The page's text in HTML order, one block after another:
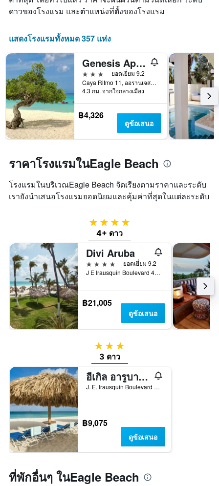
ดาวของโรงแรม และตำแหน่งที่ตั้งของโรงแรม
แสดงโรงแรมทั้งหมด 357 แห่ง
Genesis Apartments
3 ดาว
ยอดเยี่ยม 9.2
Caya Ritmo 11, ออรานเจสตัด, อารูบา
4.3 กม. จากใจกลางเมือง
฿4,326
ดูข้อเสนอ
ราคาโรงแรมในEagle Beach
โรงแรมในบริเวณEagle Beach จัดเรียงตามราคาและระดับ
เรายังนำเสนอโรงแรมยอดนิยมและคุ้มค่าที่สุดในแต่ละระดับ
4 ดาว
4+ ดาว
Divi Aruba
4 ดาว
ยอดเยี่ยม 9.2
J E Irausquin Boulevard 45, ออรานเจสตัด, อารูบา
฿21,005
ดูข้อเสนอ
3 ดาว
3 ดาว
อีเกิล อารูบา รีสอร์ต
J. E. Irausquin Boulevard 248, นอร์ด, อารูบา
฿9,075
ดูข้อเสนอ
ที่พักอื่นๆ ในEagle Beach